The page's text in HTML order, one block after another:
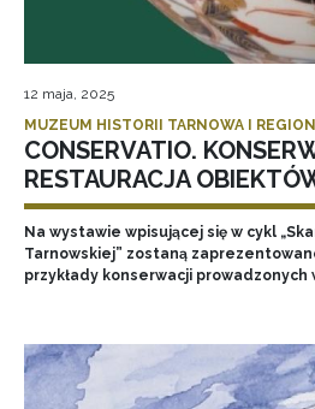
12 maja, 2025
MUZEUM HISTORII TARNOWA I
CONSERVATIO.
RESTAURACJA
Na wystawie wpisującej się w cykl
Tarnowskiej” zostaną
przykłady konserwacji